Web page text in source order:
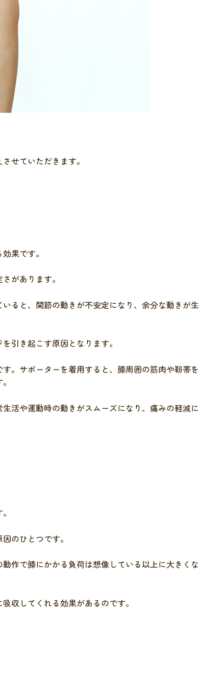
せていただきます。
果です。
があります。
ると、関節の動きが不安定になり、余分な動きが生
引き起こす原因となります。
。サポーターを着用すると、膝周囲の筋肉や靭帯を
活や運動時の動きがスムーズになり、痛みの軽減に
のひとつです。
作で膝にかかる負荷は想像している以上に大きくな
収してくれる効果があるのです。